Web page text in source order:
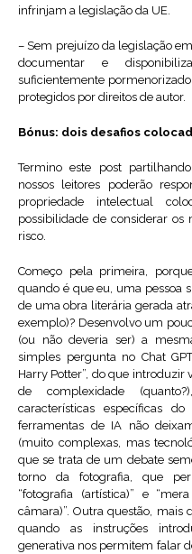
infrinjam a legislação da UE.
– Sem prejuízo da legislação
documentar e
suficientemente
protegidos por direitos de autor.
Bónus: dois desafios
Termino este post
nossos leitores poderão
propriedade intelectual
possibilidade de considerar
risco.
Começo pela primeira,
quando é que eu, uma pessoa
de uma obra literária gerada
exemplo)? Desenvolvo um
(ou não deveria ser) a
simples pergunta no Chat
Harry Potter”, do que
de complexidade
características específicas
ferramentas de IA não
(muito complexas, mas
que se trata de um debate
torno da fotografia, que
“fotografia (artística)” e
câmara)”. Outra questão, mais
quando as instruções
generativa nos permitem falar